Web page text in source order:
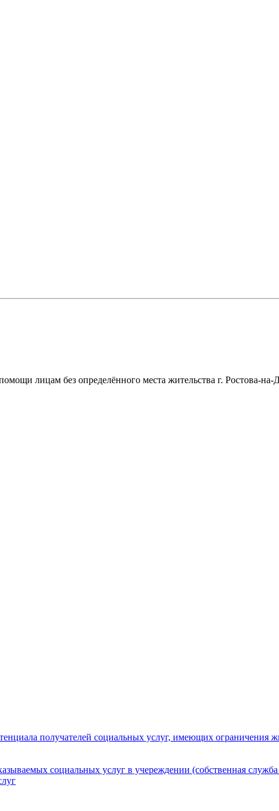
лицам без определённого места жительства г. Ростова-на-
получателей социальных услуг, имеющих ограничения
социальных услуг в учереждении (собственная